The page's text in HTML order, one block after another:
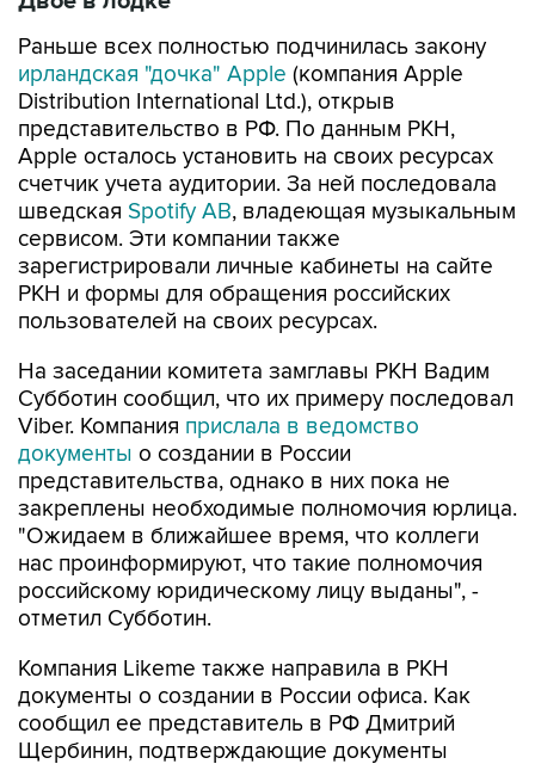
Раньше всех полностью подчинилась закону
ирландская "дочка" Apple (компания Apple
Distribution International Ltd.), открыв
представительство в РФ. По данным РКН,
Apple осталось установить на своих ресурсах
счетчик учета аудитории. За ней последовала
шведская Spotify AB, владеющая музыкальным
сервисом. Эти компании также
зарегистрировали личные кабинеты на сайте
РКН и формы для обращения российских
пользователей на своих ресурсах.
На заседании комитета замглавы РКН Вадим
Субботин сообщил, что их примеру последовал
Viber. Компания прислала в ведомство
документы о создании в России
представительства, однако в них пока не
закреплены необходимые полномочия юрлица.
"Ожидаем в ближайшее время, что коллеги
нас проинформируют, что такие полномочия
российскому юридическому лицу выданы", -
отметил Субботин.
Компания Likeme также направила в РКН
документы о создании в России офиса. Как
сообщил ее представитель в РФ Дмитрий
Щербинин, подтверждающие документы